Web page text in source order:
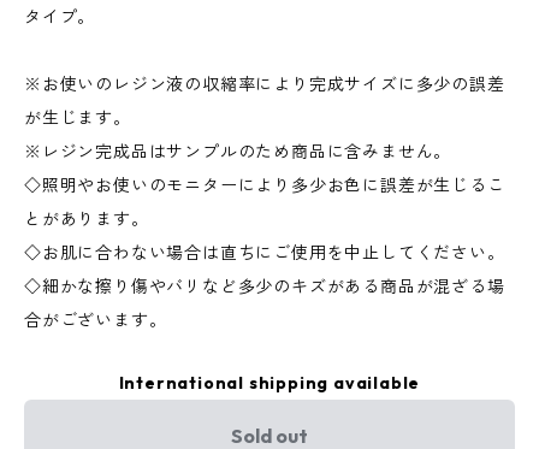
タイプ。
※お使いのレジン液の収縮率により完成サイズに多少の誤差
が生じます。
※レジン完成品はサンプルのため商品に含みません。
◇照明やお使いのモニターにより多少お色に誤差が生じるこ
とがあります。
◇お肌に合わない場合は直ちにご使用を中止してください。
◇細かな擦り傷やバリなど多少のキズがある商品が混ざる場
合がございます。
International shipping available
Sold out